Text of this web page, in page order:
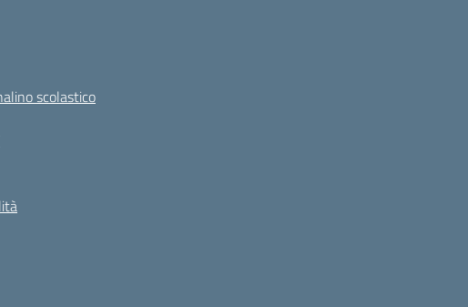
scolastico